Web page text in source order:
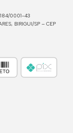
0001-43
BIRIGUI/SP – CEP